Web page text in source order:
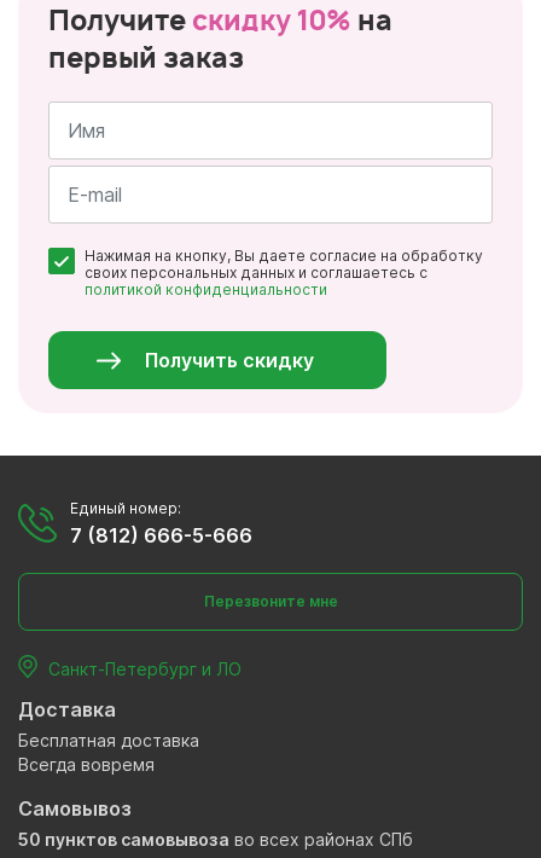
Получите скидку 10% на
первый заказ
Имя
*
Нажимая на кнопку, Вы даете согласие на обработку
своих персональных данных и соглашаетесь с
политикой конфиденциальности
Получить скидку
Единый номер:
7 (812) 666-5-666
Перезвоните мне
Санкт-Петербург и ЛО
Доставка
Бесплатная доставка
Всегда вовремя
Самовывоз
50 пунктов самовывоза во всех районах СПб